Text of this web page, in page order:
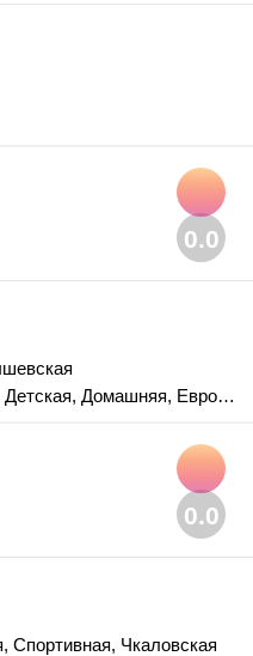
предпочтениях.
в раннем бронировании
0.0
Авторская, Вегетарианская, Детская, Домашняя, Европейская, Итальянская, Рыбная
0.0
Спортивная, Чкаловская